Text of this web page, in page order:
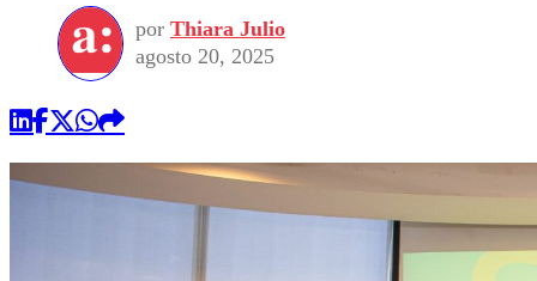
por Thiara Julio
agosto 20, 2025